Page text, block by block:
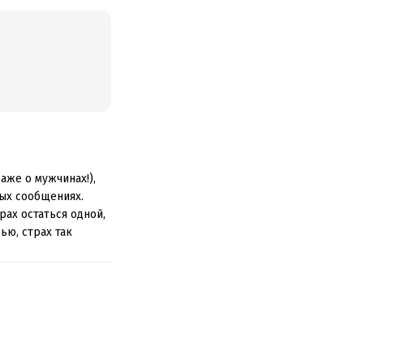
о мужчинах!),
сообщениях.
остаться одной,
страх так
а впоследствии и